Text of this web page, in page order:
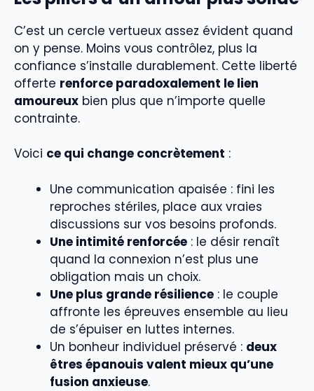
C’est un cercle vertueux assez évident quand
on y pense. Moins vous contrôlez, plus la
confiance s’installe durablement. Cette liberté
offerte renforce paradoxalement le lien
amoureux bien plus que n’importe quelle
contrainte.
Voici ce qui change concrètement :
Une communication apaisée : fini les
reproches stériles, place aux vraies
discussions sur vos besoins profonds.
Une intimité renforcée : le désir renaît
quand la connexion n’est plus une
obligation mais un choix.
Une plus grande résilience : le couple
affronte les épreuves ensemble au lieu
de s’épuiser en luttes internes.
Un bonheur individuel préservé : deux
êtres épanouis valent mieux qu’une
fusion anxieuse.